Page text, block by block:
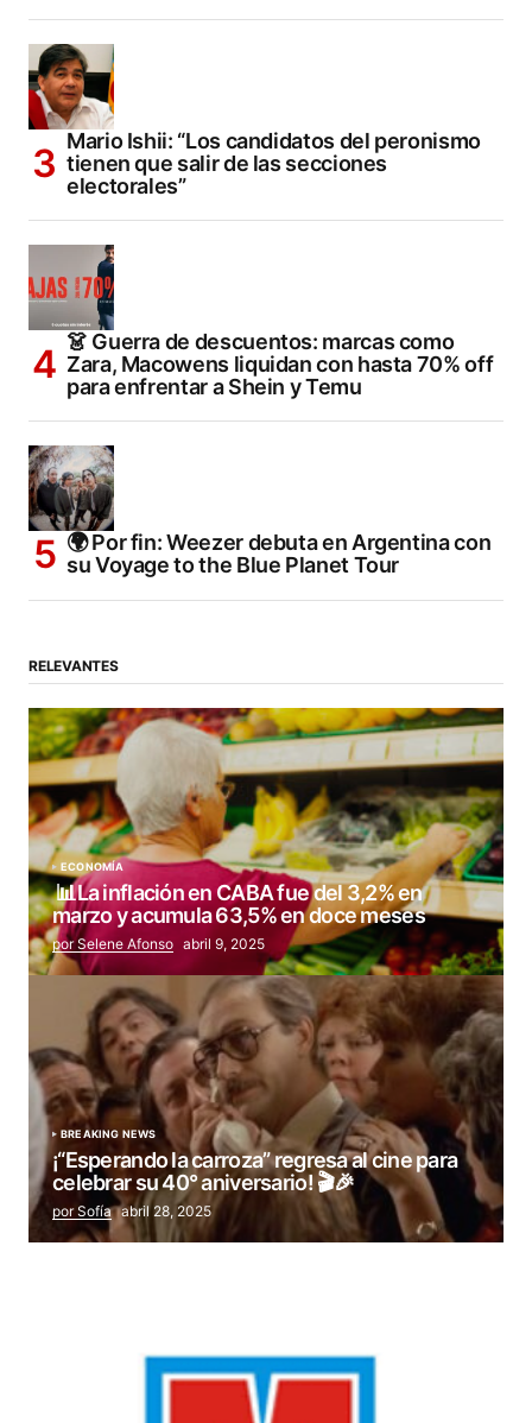
Mario Ishii: “Los candidatos del peronismo
tienen que salir de las secciones
electorales”
👗 Guerra de descuentos: marcas como
Zara, Macowens liquidan con hasta 70% off
para enfrentar a Shein y Temu
🌍 Por fin: Weezer debuta en Argentina con
su Voyage to the Blue Planet Tour
RELEVANTES
ECONOMÍA
📊La inflación en CABA fue del 3,2% en
marzo y acumula 63,5% en doce meses
por Selene Afonso abril 9, 2025
BREAKING NEWS
¡“Esperando la carroza” regresa al cine para
celebrar su 40° aniversario! 🎬🎉
por Sofía abril 28, 2025